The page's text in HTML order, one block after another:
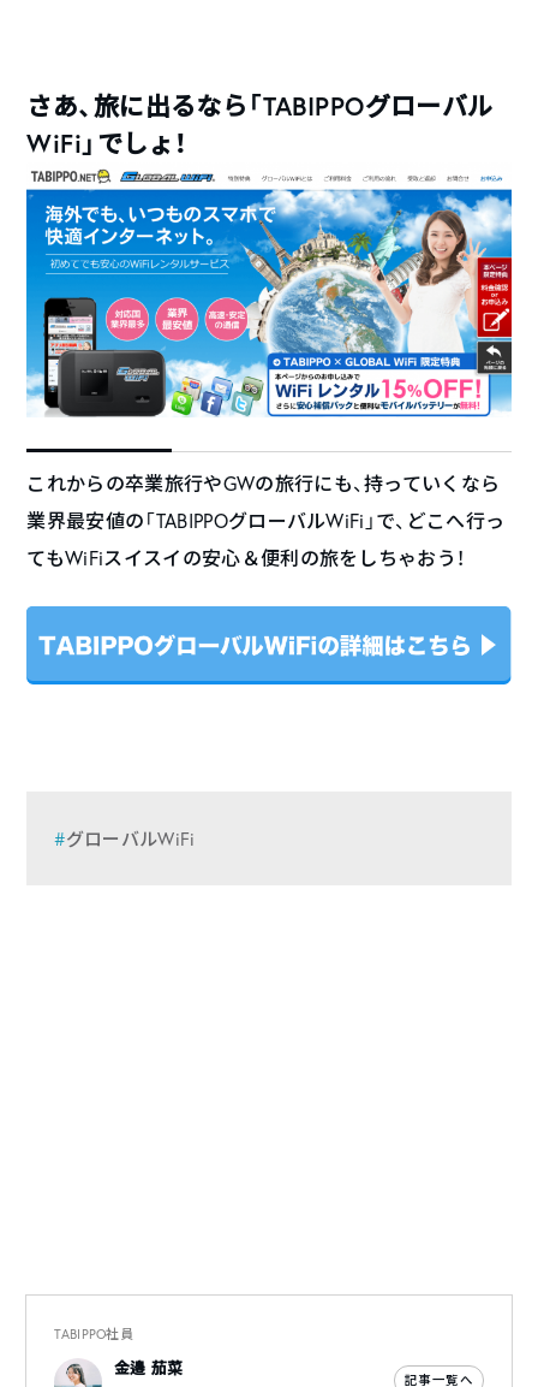
さあ、旅に出るなら「TABIPPOグローバル
WiFi」でしょ！
これからの卒業旅行やGWの旅行にも、持っていくなら
業界最安値の「TABIPPOグローバルWiFi」で、どこへ行っ
てもWiFiスイスイの安心＆便利の旅をしちゃおう！
グローバルWiFi
TABIPPO社員
金邉 茄菜
記事一覧へ